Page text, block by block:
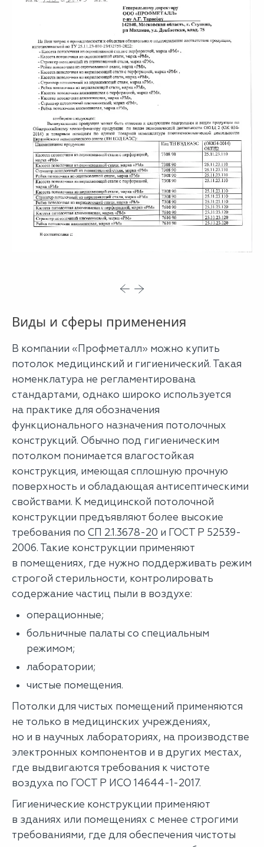
Виды и сферы применения
В компании «Профметалл» можно купить
потолок медицинский и гигиенический. Такая
номенклатура не регламентирована
стандартами, однако широко используется
на практике для обозначения
функционального назначения потолочных
конструкций. Обычно под гигиеническим
потолком понимается влагостойкая
конструкция, имеющая сплошную прочную
поверхность и обладающая антисептическими
свойствами. К медицинской потолочной
конструкции предъявляют более высокие
требования по СП 2.1.3678-20 и ГОСТ Р 52539-
2006. Такие конструкции применяют
в помещениях, где нужно поддерживать режим
строгой стерильности, контролировать
содержание частиц пыли в воздухе:
операционные;
больничные палаты со специальным
режимом;
лаборатории;
чистые помещения.
Потолки для чистых помещений применяются
не только в медицинских учреждениях,
но и в научных лабораториях, на производстве
электронных компонентов и в других местах,
где выдвигаются требования к чистоте
воздуха по ГОСТ Р ИСО 14644-1-2017.
Гигиенические конструкции применяют
в зданиях или помещениях с менее строгими
требованиями, где для обеспечения чистоты